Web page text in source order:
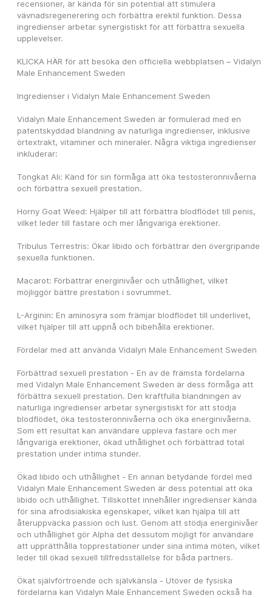
recensioner, är kända för sin potential att stimulera
vävnadsregenerering och förbättra erektil funktion. Dessa
ingredienser arbetar synergistiskt för att förbättra sexuella
upplevelser.
KLICKA HÄR för att besöka den officiella webbplatsen – Vidalyn
Male Enhancement Sweden
Ingredienser i Vidalyn Male Enhancement Sweden
Vidalyn Male Enhancement Sweden är formulerad med en
patentskyddad blandning av naturliga ingredienser, inklusive
örtextrakt, vitaminer och mineraler. Några viktiga ingredienser
inkluderar:
Tongkat Ali: Känd för sin förmåga att öka testosteronnivåerna
och förbättra sexuell prestation.
Horny Goat Weed: Hjälper till att förbättra blodflödet till penis,
vilket leder till fastare och mer långvariga erektioner.
Tribulus Terrestris: Ökar libido och förbättrar den övergripande
sexuella funktionen.
Macarot: Förbättrar energinivåer och uthållighet, vilket
möjliggör bättre prestation i sovrummet.
L-Arginin: En aminosyra som främjar blodflödet till underlivet,
vilket hjälper till att uppnå och bibehålla erektioner.
Fördelar med att använda Vidalyn Male Enhancement Sweden
Förbättrad sexuell prestation - En av de främsta fördelarna
med Vidalyn Male Enhancement Sweden är dess förmåga att
förbättra sexuell prestation. Den kraftfulla blandningen av
naturliga ingredienser arbetar synergistiskt för att stödja
blodflödet, öka testosteronnivåerna och öka energinivåerna.
Som ett resultat kan användare uppleva fastare och mer
långvariga erektioner, ökad uthållighet och förbättrad total
prestation under intima stunder.
Ökad libido och uthållighet - En annan betydande fördel med
Vidalyn Male Enhancement Sweden är dess potential att öka
libido och uthållighet. Tillskottet innehåller ingredienser kända
för sina afrodisiakiska egenskaper, vilket kan hjälpa till att
återuppväcka passion och lust. Genom att stödja energinivåer
och uthållighet gör Alpha det dessutom möjligt för användare
att upprätthålla topprestationer under sina intima möten, vilket
leder till ökad sexuell tillfredsställelse för båda partners.
Ökat självförtroende och självkänsla - Utöver de fysiska
fördelarna kan Vidalyn Male Enhancement Sweden också ha